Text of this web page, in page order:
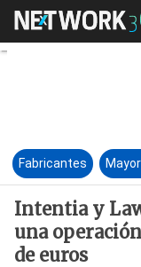
Fabricantes
Intentia y
una
de euros